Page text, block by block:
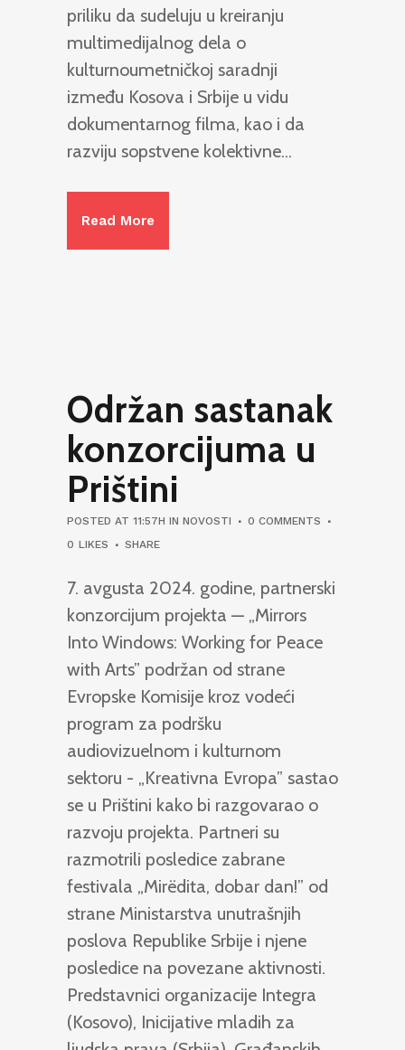
priliku da sudeluju u kreiranju
multimedijalnog dela o
kulturnoumetničkoj saradnji
između Kosova i Srbije u vidu
dokumentarnog filma, kao i da
razviju sopstvene kolektivne...
Read More
Održan sastanak
konzorcijuma u
Prištini
POSTED AT 11:57H IN NOVOSTI
0 COMMENTS
0 LIKES SHARE
7. avgusta 2024. godine, partnerski
konzorcijum projekta — „Mirrors
Into Windows: Working for Peace
with Arts” podržan od strane
Evropske Komisije kroz vodeći
program za podršku
audiovizuelnom i kulturnom
sektoru - „Kreativna Evropa” sastao
se u Prištini kako bi razgovarao o
razvoju projekta. Partneri su
razmotrili posledice zabrane
festivala „Mirëdita, dobar dan!” od
strane Ministarstva unutrašnjih
poslova Republike Srbije i njene
posledice na povezane aktivnosti.
Predstavnici organizacije Integra
(Kosovo), Inicijative mladih za